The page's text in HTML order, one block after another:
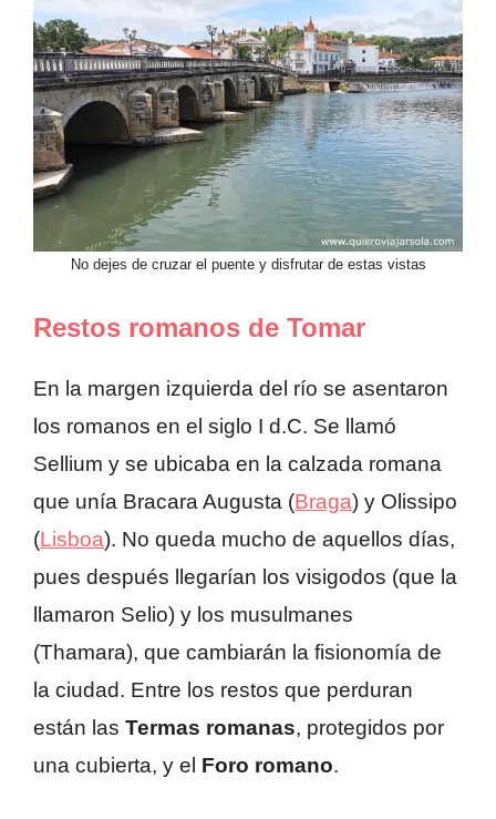
No dejes de cruzar el puente y disfrutar de estas vistas
Restos romanos de Tomar
En la margen izquierda del río se asentaron
los romanos en el siglo I d.C. Se llamó
Sellium y se ubicaba en la calzada romana
que unía Bracara Augusta (Braga) y Olissipo
(Lisboa). No queda mucho de aquellos días,
pues después llegarían los visigodos (que la
llamaron Selio) y los musulmanes
(Thamara), que cambiarán la fisionomía de
la ciudad. Entre los restos que perduran
están las Termas romanas, protegidos por
una cubierta, y el Foro romano.